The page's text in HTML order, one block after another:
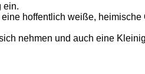
ein.
hoffentlich weiße,
nehmen und auch eine